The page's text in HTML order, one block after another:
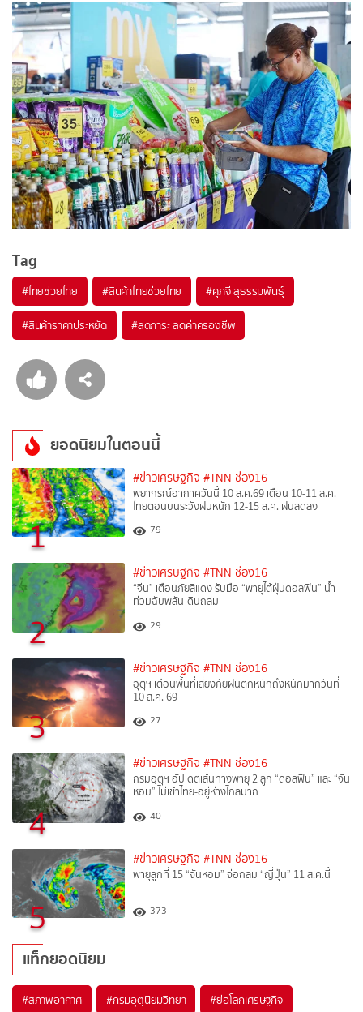
Tag
#ไทยช่วยไทย #สินค้าไทยช่วยไทย #ศุภจี สุธรรมพันธุ์
#สินค้าราคาประหยัด #ลดภาระ ลดค่าครองชีพ
ยอดนิยมในตอนนี้
1
#ข่าวเศรษฐกิจ #TNN ช่อง16
พยากรณ์อากาศวันนี้ 10 ส.ค.69 เตือน 10-11 ส.ค.
ไทยตอนบนระวังฝนหนัก 12-15 ส.ค. ฝนลดลง
79
2
#ข่าวเศรษฐกิจ #TNN ช่อง16
“จีน” เตือนภัยสีแดง รับมือ “พายุไต้ฝุ่นดอลฟิน” น้ำ
ท่วมฉับพลัน-ดินถล่ม
29
3
#ข่าวเศรษฐกิจ #TNN ช่อง16
อุตุฯ เตือนพื้นที่เสี่ยงภัยฝนตกหนักถึงหนักมากวันที่
10 ส.ค. 69
27
4
#ข่าวเศรษฐกิจ #TNN ช่อง16
กรมอุตุฯ อัปเดตเส้นทางพายุ 2 ลูก “ดอลฟิน” และ “จัน
หอม” ไม่เข้าไทย-อยู่ห่างไกลมาก
40
5
#ข่าวเศรษฐกิจ #TNN ช่อง16
พายุลูกที่ 15 “จันหอม” จ่อถล่ม “ญี่ปุ่น” 11 ส.ค.นี้
373
แท็กยอดนิยม
#สภาพอากาศ #กรมอุตุนิยมวิทยา #ย่อโลกเศรษฐกิจ